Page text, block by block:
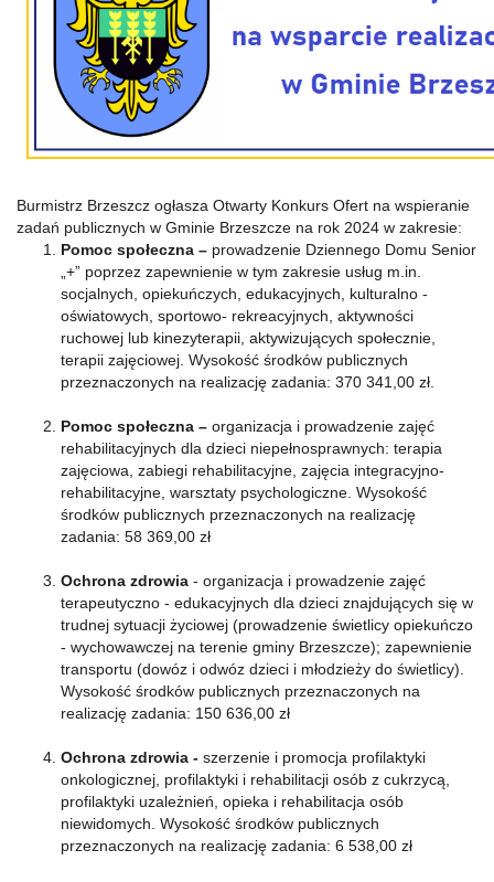
Burmistrz Brzeszcz ogłasza Otwarty Konkurs Ofert na wspieranie
zadań publicznych w Gminie Brzeszcze na rok 2024 w zakresie:
Pomoc społeczna – prowadzenie Dziennego Domu Senior
„+” poprzez zapewnienie w tym zakresie usług m.in.
socjalnych, opiekuńczych, edukacyjnych, kulturalno -
oświatowych, sportowo- rekreacyjnych, aktywności
ruchowej lub kinezyterapii, aktywizujących społecznie,
terapii zajęciowej. Wysokość środków publicznych
przeznaczonych na realizację zadania: 370 341,00 zł.
Pomoc społeczna – organizacja i prowadzenie zajęć
rehabilitacyjnych dla dzieci niepełnosprawnych: terapia
zajęciowa, zabiegi rehabilitacyjne, zajęcia integracyjno-
rehabilitacyjne, warsztaty psychologiczne. Wysokość
środków publicznych przeznaczonych na realizację
zadania: 58 369,00 zł
Ochrona zdrowia - organizacja i prowadzenie zajęć
terapeutyczno - edukacyjnych dla dzieci znajdujących się w
trudnej sytuacji życiowej (prowadzenie świetlicy opiekuńczo
- wychowawczej na terenie gminy Brzeszcze); zapewnienie
transportu (dowóz i odwóz dzieci i młodzieży do świetlicy).
Wysokość środków publicznych przeznaczonych na
realizację zadania: 150 636,00 zł
Ochrona zdrowia - szerzenie i promocja profilaktyki
onkologicznej, profilaktyki i rehabilitacji osób z cukrzycą,
profilaktyki uzależnień, opieka i rehabilitacja osób
niewidomych. Wysokość środków publicznych
przeznaczonych na realizację zadania: 6 538,00 zł